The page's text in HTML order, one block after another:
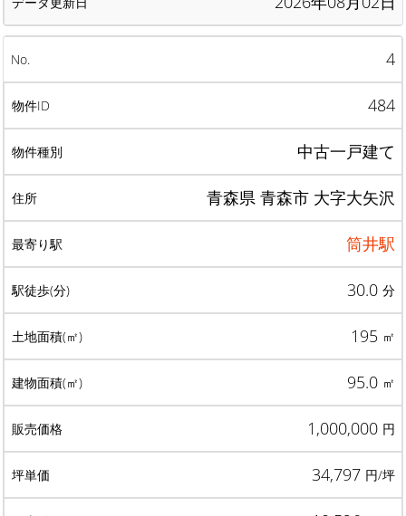
4
484
中古一戸建て
青森県 青森市 大字大矢沢
筒井駅
30.0 分
195 ㎡
95.0 ㎡
1,000,000 円
34,797 円/坪